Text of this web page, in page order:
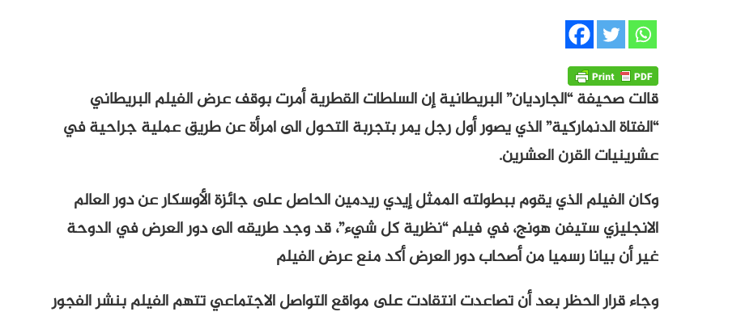
قالت صحيفة “الجارديان” البريطانية إن السلطات القطرية أمرت بوقف عرض الفيلم البريطاني
“الفتاة الدنماركية” الذي يصور أول رجل يمر بتجربة التحول الى امرأة عن طريق عملية جراحية في
عشرينيات القرن العشرين.
وكان الفيلم الذي يقوم ببطولته الممثل إيدي ريدمين الحاصل على جائزة الأوسكار عن دور العالم
الانجليزي ستيفن هونج، في فيلم “نظرية كل شيء”، قد وجد طريقه الى دور العرض في الدوحة
غير أن بيانا رسميا من أصحاب دور العرض أكد منع عرض الفيلم
وجاء قرار الحظر بعد أن تصاعدت انتقادت على مواقع التواصل الاجتماعي تتهم الفيلم بنشر الفجور